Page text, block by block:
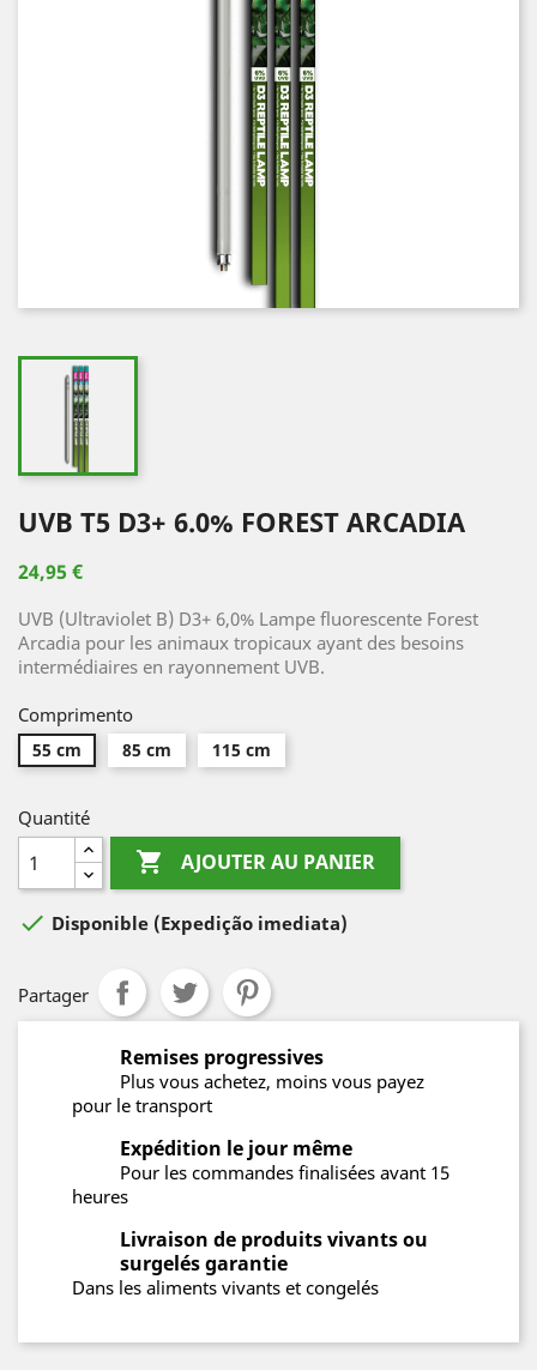
UVB T5 D3+ 6.0% FOREST ARCADIA
24,95 €
UVB (Ultraviolet B) D3+ 6,0% Lampe fluorescente Forest
Arcadia pour les animaux tropicaux ayant des besoins
intermédiaires en rayonnement UVB.
Comprimento
55 cm 85 cm 115 cm
Quantité
 AJOUTER AU PANIER
 Disponible (Expedição imediata)
Partager
Remises progressives
Plus vous achetez, moins vous payez
pour le transport
Expédition le jour même
Pour les commandes finalisées avant 15
heures
Livraison de produits vivants ou
surgelés garantie
Dans les aliments vivants et congelés